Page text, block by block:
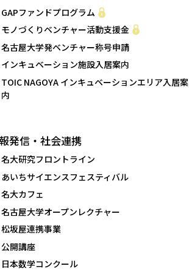
GAPファンドプログラム
モノづくりベンチャー活動支援金
名古屋大学発ベンチャー称号申請
インキュベーション施設入居案内
TOIC NAGOYA インキュベーションエリア入居案
内
発信・社会連携
名大研究フロントライン
あいちサイエンスフェスティバル
名大カフェ
名古屋大学オープンレクチャー
松坂屋連携事業
公開講座
日本数学コンクール